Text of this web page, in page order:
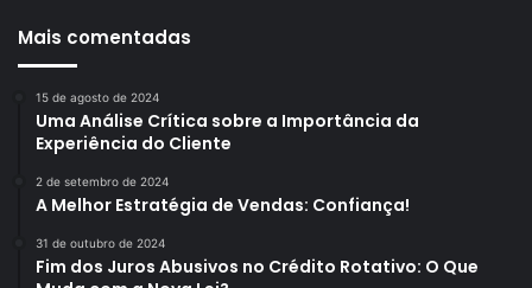
Mais comentadas
15 de agosto de 2024
Uma Análise Crítica sobre a Importância da
Experiência do Cliente
2 de setembro de 2024
A Melhor Estratégia de Vendas: Confiança!
31 de outubro de 2024
Fim dos Juros Abusivos no Crédito Rotativo: O Que